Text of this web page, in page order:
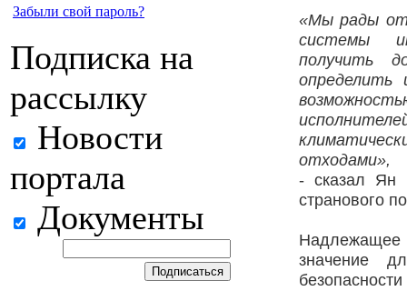
Забыли свой пароль?
Подписка на
рассылку
Новости
портала
Документы
«Мы рады
системы
получить
определить
отходами»,
- сказал Ян
странового
Надлежащее
значение